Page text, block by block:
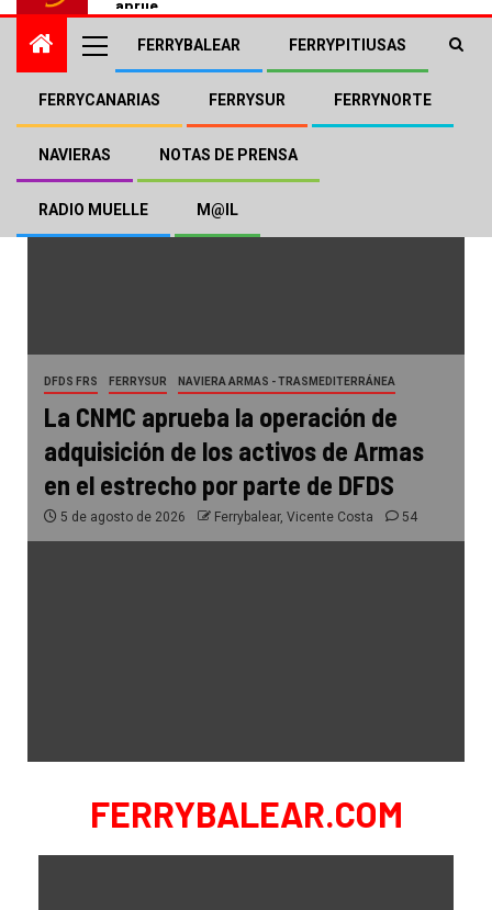
FERRYBALEAR FERRYPITIUSAS
FERRYCANARIAS FERRYSUR FERRYNORTE
NAVIERAS NOTAS DE PRENSA
RADIO MUELLE M@IL
DFDS FRS FERRYSUR NAVIERA ARMAS - TRASMEDITERRÁNEA
La CNMC aprueba la operación de
adquisición de los activos de Armas
en el estrecho por parte de DFDS
5 de agosto de 2026 Ferrybalear, Vicente Costa 54
FERRYBALEAR.COM